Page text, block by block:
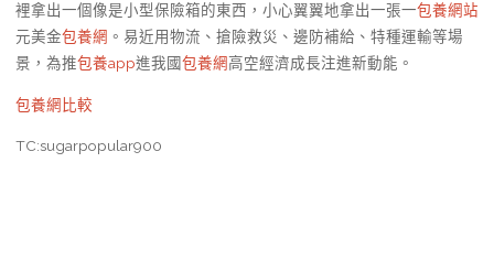
裡拿出一個像是小型保險箱的東西，小心翼翼地拿出一張一包養網站
元美金包養網 。易近用物流、搶險救災、邊防補給、特種運輸等場
景，為推包養app進我國包養網高空經濟成長注進新動能。
包養網比較
TC:sugarpopular900